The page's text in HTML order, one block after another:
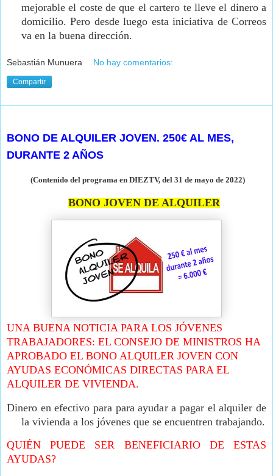
mejorable el coste de que el cartero te lleve el dinero a
domicilio. Pero desde luego esta iniciativa de Correos
va en la buena dirección.
Sebastián Munuera No hay comentarios:
Compartir
BONO DE ALQUILER JOVEN. 250€ AL MES,
DURANTE 2 AÑOS
(Contenido del programa en DIEZTV, del 31 de mayo de 2022)
BONO JOVEN DE ALQUILER
UNA BUENA NOTICIA PARA LOS JÓVENES
TRABAJADORES: EL CONSEJO DE MINISTROS HA
APROBADO EL BONO ALQUILER JOVEN CON
AYUDAS ECONÓMICAS DIRECTAS PARA EL
ALQUILER DE VIVIENDA.
Dinero en efectivo para para ayudar a pagar el alquiler de
la vivienda a los jóvenes que se encuentren trabajando.
QUIÉN PUEDE SER BENEFICIARIO DE ESTAS
AYUDAS?